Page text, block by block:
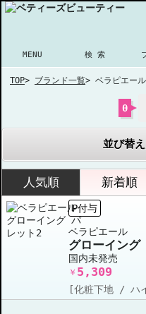
MENU 検 索
TOP> ブランド一覧> ベラピエ
0
並び替
人気順 新着順
P付与
ベラピエール
グローイン
国内未発売
￥ 5,309
[化粧下地 / ハ